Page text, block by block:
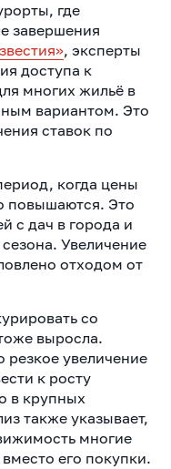
где
завершения
, эксперты
доступа к
многих жильё в
вариантом. Это
ставок по
когда цены
повышаются. Это
с дач в города и
Увеличение
отходом от
со
выросла.
увеличение
к росту
в крупных
также указывает,
многие
его покупки.